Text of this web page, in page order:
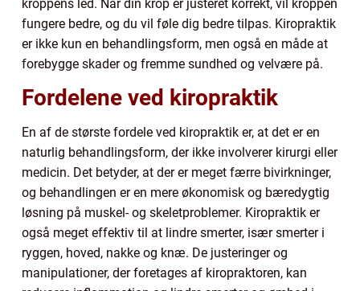
kroppens led. Når din krop er justeret korrekt, vil kroppen
fungere bedre, og du vil føle dig bedre tilpas. Kiropraktik
er ikke kun en behandlingsform, men også en måde at
forebygge skader og fremme sundhed og velvære på.
Fordelene ved kiropraktik
En af de største fordele ved kiropraktik er, at det er en
naturlig behandlingsform, der ikke involverer kirurgi eller
medicin. Det betyder, at der er meget færre bivirkninger,
og behandlingen er en mere økonomisk og bæredygtig
løsning på muskel- og skeletproblemer. Kiropraktik er
også meget effektiv til at lindre smerter, især smerter i
ryggen, hoved, nakke og knæ. De justeringer og
manipulationer, der foretages af kiropraktoren, kan